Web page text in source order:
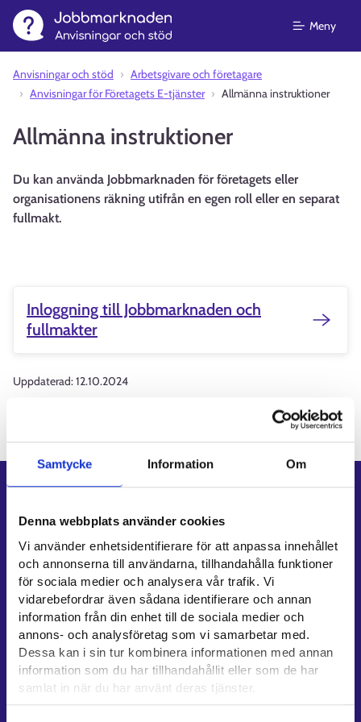
Samtycke Information Om
Denna webbplats använder cookies
Vi använder enhetsidentifierare för att anpassa innehållet
och annonserna till användarna, tillhandahålla funktioner
för sociala medier och analysera vår trafik. Vi
vidarebefordrar även sådana identifierare och annan
information från din enhet till de sociala medier och
annons- och analysföretag som vi samarbetar med.
Dessa kan i sin tur kombinera informationen med annan
information som du har tillhandahållit eller som de har
samlat in när du har använt deras tjänster.
Meny
Anvisningar och stöd⁠
Arbetsgivare och företagare
Anvisningar för Företagets E-tjänster
Allmänna instruktioner
Allmänna instruktioner
Du kan använda Jobbmarknaden för företagets eller
organisationens räkning utifrån en egen roll eller en separat
fullmakt.
Inloggning till Jobbmarknaden och
fullmakter
Uppdaterad:12.10.2024
E-tjänster
Min karriärstig
Jobbsökningsprofil
Lediga arbetsplatser
Information och aktuellt på andra språk
Kundservice
Kontaktuppgifter till sysselsättningsområden
Stöd för e-tjänster